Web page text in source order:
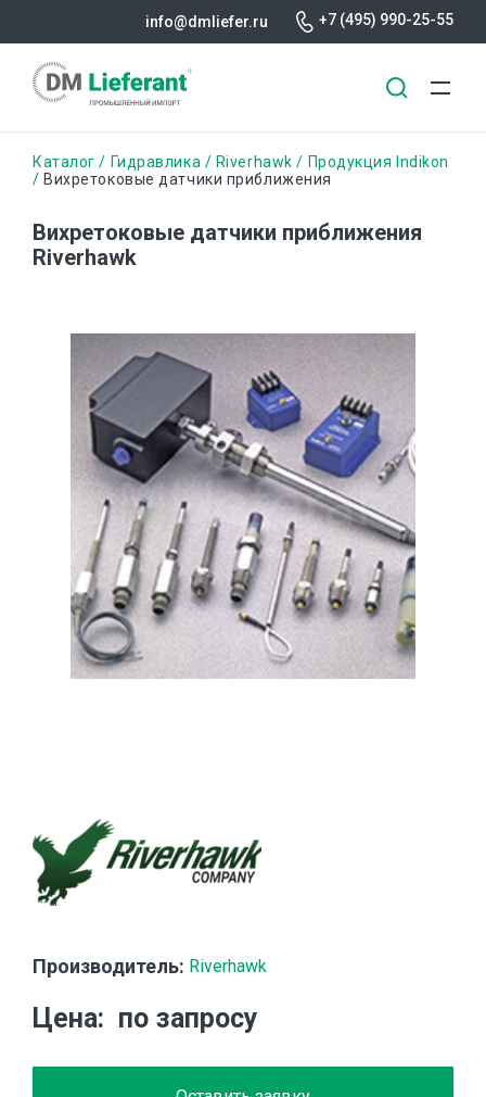
содержанию
info@dmliefer.ru +7 (495) 990-25-55
Строка
Каталог Гидравлика Riverhawk
Продукция Indikon
Вихретоковые датчики приближения
Вихретоковые датчики приближения
Riverhawk
Производитель: Riverhawk
Цена по запросу